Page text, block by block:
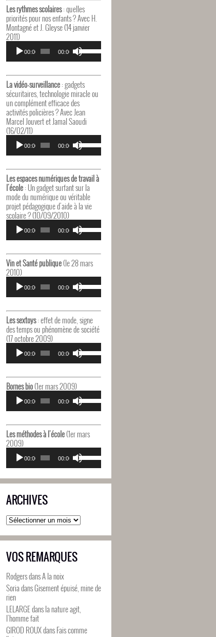
volume.
pour
augmenter
ou
le
volume.
Les rythmes scolaires: quelles
priorités pour nos enfants ? Avec H.
Montagné et J. Gleyse (14 janvier
2011)
Lecteur
audio
00:00 00:00
Utilisez
les
flèches
pour
augmenter
ou
diminuer
le
La vidéo-surveillance: gadgets
sécuritaires, technologie miracle ou
un complément efficace des
activités policières ? Avec Jean
Marcel Jouvert et Jamal Saoudi
(16/02/11)
Lecteur
audio
00:00 00:00
Utilisez
les
flèches
pour
augmenter
ou
diminuer
volume.
Les espaces numériques de travail à
l'école: Un gadget surfant sur la
mode du numérique ou véritable
projet pédagogique d'aide à la vie
scolaire ? (10/09/2010)
Lecteur
audio
00:00 00:00
Utilisez
les
flèches
pour
ou
diminuer
le
Vin et Santé publique(le 28 mars
2010)
Lecteur
audio
00:00 00:00
Utilisez
les
flèches
pour
augmenter
diminuer
le
volume.
Les sextoys: effet de mode, signe
des temps ou phénomène de société
(17 octobre 2009)
Lecteur
audio
00:00 00:00
Utilisez
les
flèches
augmenter
ou
diminuer
Bornes bio(1er mars 2009)
Lecteur
audio
00:00 00:00
Utilisez
les
flèches
pour
ou
diminuer
le
volume.
Les méthodes à l'école(1er mars
2009)
Lecteur
audio
00:00 00:00
Utilisez
les
flèches
haut/bas
diminuer
le
volume.
ARCHIVES
Archives
VOS REMARQUES
RodgersdansA la noix
SoriadansGisement épuisé, mine de
rien
LELARGEdansla nature agit,
l’homme fait
GIROD ROUXdansFais comme